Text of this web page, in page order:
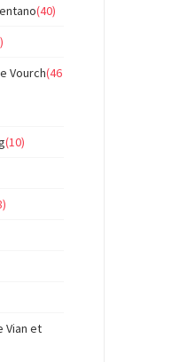
(40)
Vourch(46
(10)
Vian et